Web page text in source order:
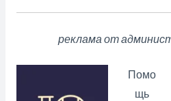
реклама от
Помо
щь